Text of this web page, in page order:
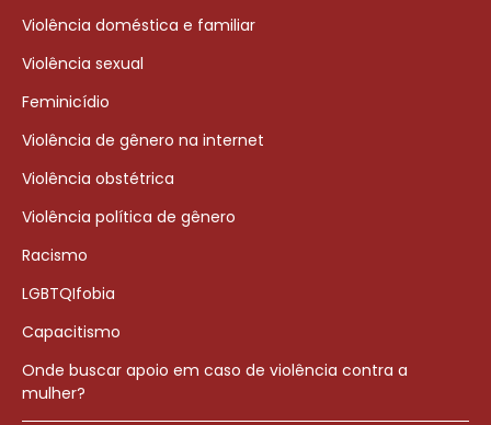
Violência doméstica e familiar
Violência sexual
Feminicídio
Violência de gênero na internet
Violência obstétrica
Violência política de gênero
Racismo
LGBTQIfobia
Capacitismo
Onde buscar apoio em caso de violência contra a
mulher?